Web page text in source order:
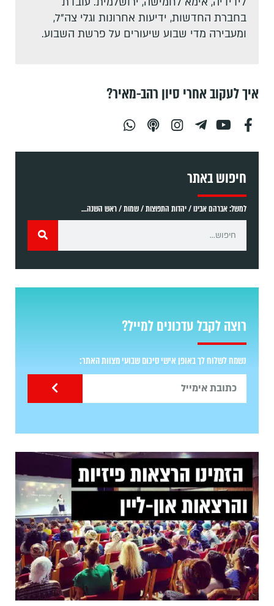
בחברת החדשות, ידיעות אחרונות וגלי צה"ל,
ומעבירה מדי שבוע שיעורים על פרשת השבוע.
איך לעקוב אחרי סיון רהב-מאיר?
חיפוש באתר
למשל: אברהם אבינו / יהדות התפוצות / שמות / ראש השנה...
רוצה לקבל עדכונים למייל?
נשמח לשלוח לך באופן אישי סיכום שבועי מצוות האתר: